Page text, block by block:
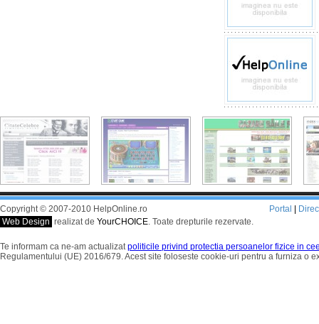
Copyright © 2007-2010 HelpOnline.ro
Web Design realizat de YourCHOICE. Toate drepturile rezervate.
Portal
Te informam ca ne-am actualizatpoliticile privind protectia persoanelor fizice in
Regulamentului (UE) 2016/679. Acest site foloseste cookie-uri pentru a furniza o